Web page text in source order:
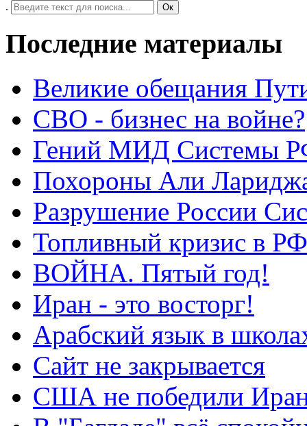
. Ок
Последние материалы
Великие обещания
СВО - бизнес на войне?
Гений МИД Системы
Похороны Али
Разрушение России
Топливный кризис в РФ
ВОЙНА. Пятый год!
Иран - это восторг!
Арабский язык в
Сайт не закрывается
США не победили